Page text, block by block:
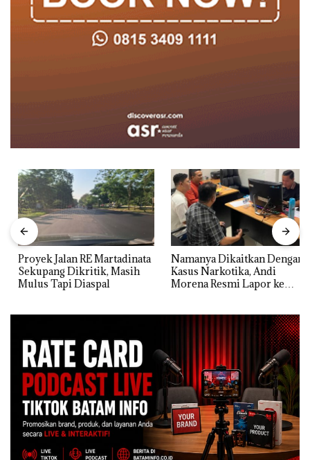
Proyek Jalan RE Martadinata
Sekupang Dikritik, Masih
Mulus Tapi Diaspal
Namanya Dikaitkan Dengan
Kasus Narkotika, Andi
Morena Resmi Lapor ke